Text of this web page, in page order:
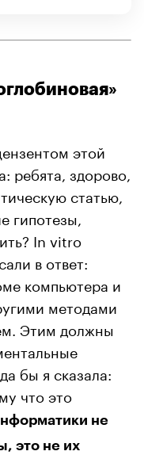
этой
ребята, здорово,
статью,
гипотезы,
In vitro
в ответ:
компьютера и
методами
Этим должны
бы я сказала:
что это
не
это не их